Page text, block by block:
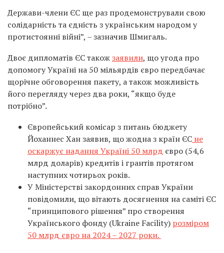
Держави-члени ЄС ще раз продемонстрували свою
солідарність та єдність з українським народом у
протистоянні війні”, – зазначив Шмигаль.
Двоє дипломатів ЄС такожзаявили, що угода про
допомогу Україні на 50 мільярдів євро передбачає
щорічне обговорення пакету, а також можливість
його перегляду через два роки, “якщо буде
потрібно”.
Європейський комісар з питань бюджету
Йоханнес Хан заявив, що жодна з країн ЄС не
оскаржує надання Україні 50 млрд євро (54,6
млрд доларів) кредитів і грантів протягом
наступних чотирьох років.
У Міністерстві закордонних справ України
повідомили, що вітають досягнення на саміті ЄС
“принципового рішення” про створення
Українського фонду (Ukraine Facility) розміром
50 млрд євро на 2024 – 2027 роки.